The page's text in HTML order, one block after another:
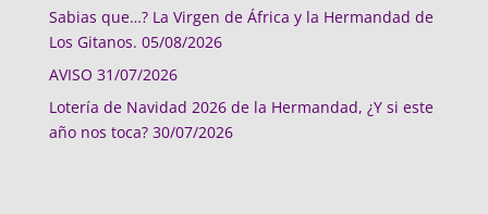
Sabias que…? La Virgen de África y la Hermandad de
Los Gitanos. 05/08/2026
AVISO 31/07/2026
Lotería de Navidad 2026 de la Hermandad, ¿Y si este
año nos toca? 30/07/2026